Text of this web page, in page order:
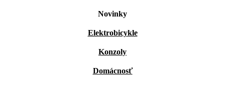
Novinky
Elektrobicykle
Konzoly
Domácnosť